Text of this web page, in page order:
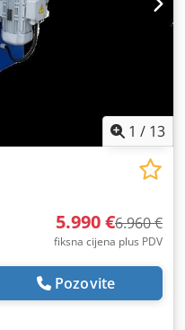
1 / 13
5.990 €6.960 €
fiksna cijena plus PDV
Pozovite